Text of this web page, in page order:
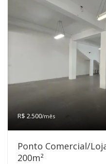
R$ 2.500/mês
Ponto Comercial/
200m²